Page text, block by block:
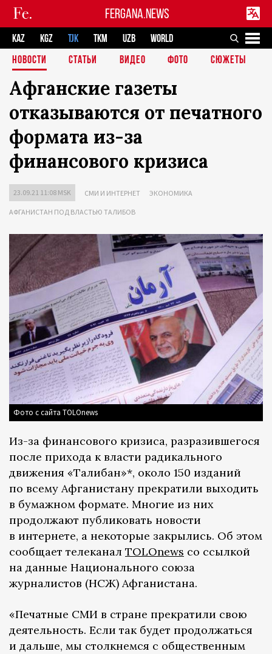
FERGANA.NEWS
KAZ KGZ TJK TKM UZB
WORLD
НОВОСТИ
СТАТЬИ ВИДЕО ФОТО СЮЖЕТЫ
Афганские газеты
отказываются от печатного
формата из-за
финансового кризиса
23.09.21 11:08 MSK СМИ И ИНТЕРНЕТ ЭКОНОМИКА
АФГАНИСТАН ПОД ВЛАСТЬЮ ТАЛИБОВ
Фото с сайта TOLOnews
Из-за финансового кризиса, разразившегося
после прихода к власти радикального
движения «Талибан»*, около 150 изданий
по всему Афганистану прекратили выходить
в бумажном формате. Многие из них
продолжают публиковать новости
в интернете, а некоторые закрылись. Об этом
сообщает телеканал TOLOnews со ссылкой
на данные Национального союза
журналистов (НСЖ) Афганистана.
«Печатные СМИ в стране прекратили свою
деятельность. Если так будет продолжаться
и дальше, мы столкнемся с общественным